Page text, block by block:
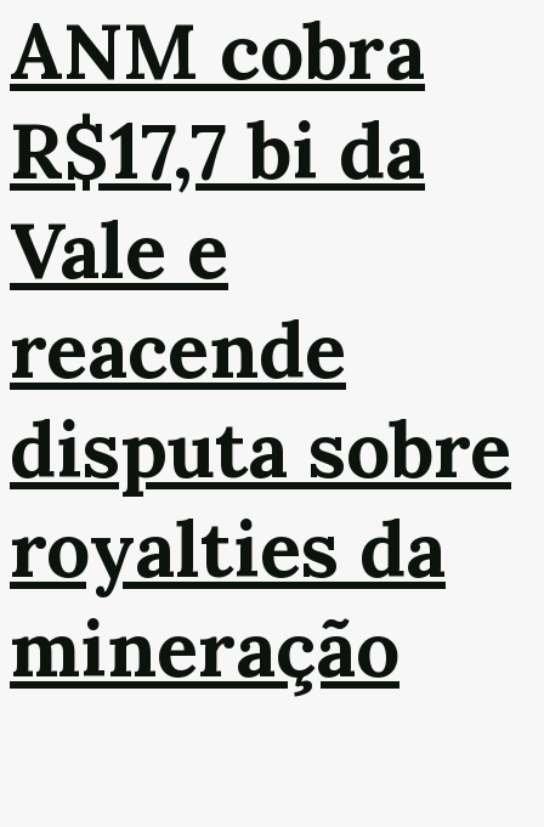
ANM cobra
R$17,7 bi da
Vale e
reacende
disputa sobre
royalties da
mineração